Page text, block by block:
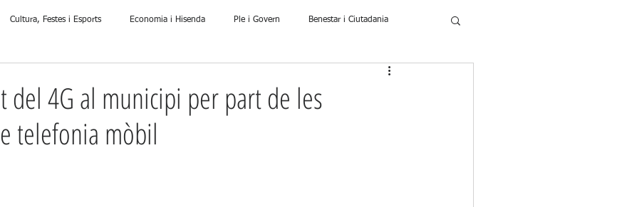
Cultura, Festes i Esports Economia i Hisenda Ple i Govern Benestar i Ciutadania
Acció Climàtica i Medi Natural
del 4G al municipi per part de les
telefonia mòbil